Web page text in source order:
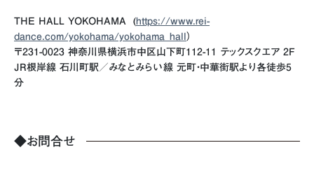
THE HALL YOKOHAMA (https://www.rei-
dance.com/yokohama/yokohama_hall）
〒231-0023 神奈川県横浜市中区山下町112-11 テックスクエア 2F
JR根岸線 石川町駅／みなとみらい線 元町・中華街駅より各徒歩5
分
◆お問合せ